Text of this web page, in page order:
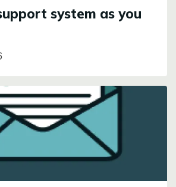
system as you